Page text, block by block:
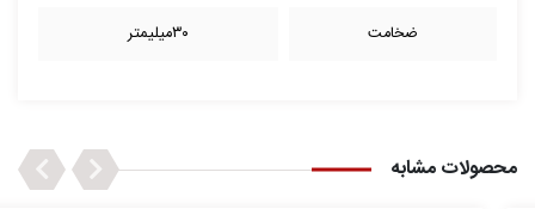
ضخامت ۳۰میلیمتر
محصولات مشابه Previous
Next